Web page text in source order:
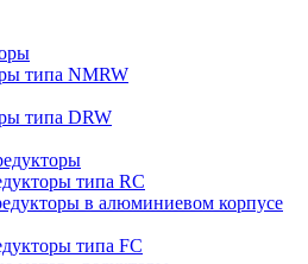
типа NMRW
типа DRW
типа RC
в алюминиевом корпусе
типа FC